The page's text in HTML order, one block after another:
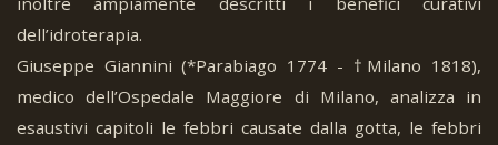
dell’idroterapia.
Giuseppe Giannini (*Parabiago 1774 - †Milano 1818),
medico dell’Ospedale Maggiore di Milano, analizza in
esaustivi capitoli le febbri causate dalla gotta, le febbri